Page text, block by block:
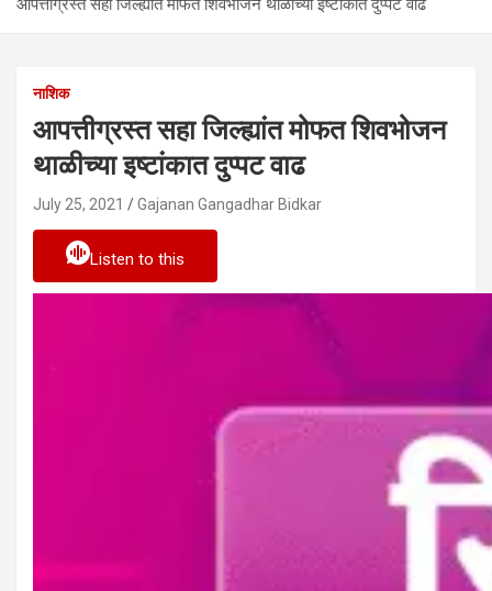
आपत्तीग्रस्त सहा जिल्ह्यांत मोफत शिवभोजन थाळीच्या इष्टांकात दुप्पट वाढ
नाशिक
आपत्तीग्रस्त सहा जिल्ह्यांत मोफत शिवभोजन
थाळीच्या इष्टांकात दुप्पट वाढ
July 25, 2021 Gajanan Gangadhar Bidkar
Listen to this